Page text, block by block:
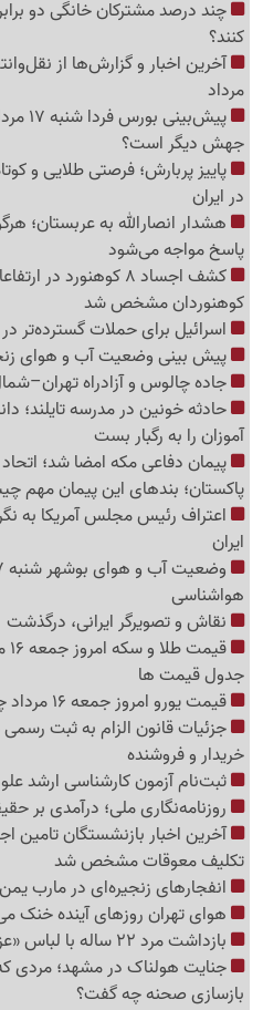
چند درصد مشترکان خانگی دو
کنند؟
مرداد
جهش دیگر است؟
پاییز پربارش؛ فرصتی طلایی و
در ایران
هشدار انصارالله به عربستان؛
پاسخ مواجه می‌شود
کشف اجساد 8
کوهنوردان مشخص شد
اسرائیل برای حملات گسترده‌تر
پیش بینی وضعیت آب و هوای زنجان
جاده چالوس و آزادراه تهران–شمال از
حادثه خونین در مدرسه
آموزان را به رگبار بست
پیمان دفاعی مکه امضا شد؛
پاکستان؛ بندهای این پیمان مهم
اعتراف رئیس مجلس آمریکا به
ایران
هواشناسی
نقاش و تصویرگر ایرانی، درگذشت
جدول قیمت ها
قیمت یورو امروز جمعه 16 مرداد چقدر شد؟
جزئیات قانون الزام به ثبت
خریدار و فروشنده
ثبت‌نام‌ آزمون کارشناسی ارشد
روزنامه‌نگاری ملی؛ درآمدی بر
تکلیف معوقات مشخص شد
انفجارهای زنجیره‌ای در مارب یمن
هوای تهران روزهای آینده خنک
بازداشت مرد 22 ساله با لباس «عزرائیل» روی پشت‌بام بیمارستان
جنایت هولناک در مشهد؛
بازسازی صحنه چه گفت؟